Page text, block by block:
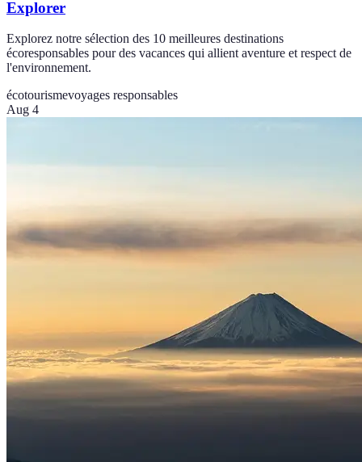
Explorer
Explorez notre sélection des 10 meilleures destinations
écoresponsables pour des vacances qui allient aventure et respect de
l'environnement.
écotourismevoyages responsables
Aug 4